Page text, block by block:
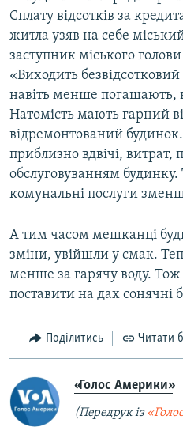
Сплату відсотків за
житла узяв на себе
заступник міського
«Виходить
навіть менше погашають,
Натомість мають гарний
відремонтований
приблизно вдвічі, витрат,
обслуговуванням будинку.
комунальні послуги
А тим часом мешканці
зміни, увійшли у смак.
менше за гарячу воду. Тож
поставити на дах сонячні
Поділитись Читати
«Голос Америки»
(Передрук із